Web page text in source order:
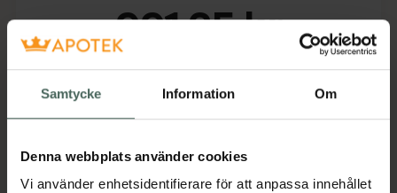
Samtycke Information Om
Denna webbplats använder cookies
Vi använder enhetsidentifierare för att anpassa innehållet
991,25 kr
Aktuella erbjudanden